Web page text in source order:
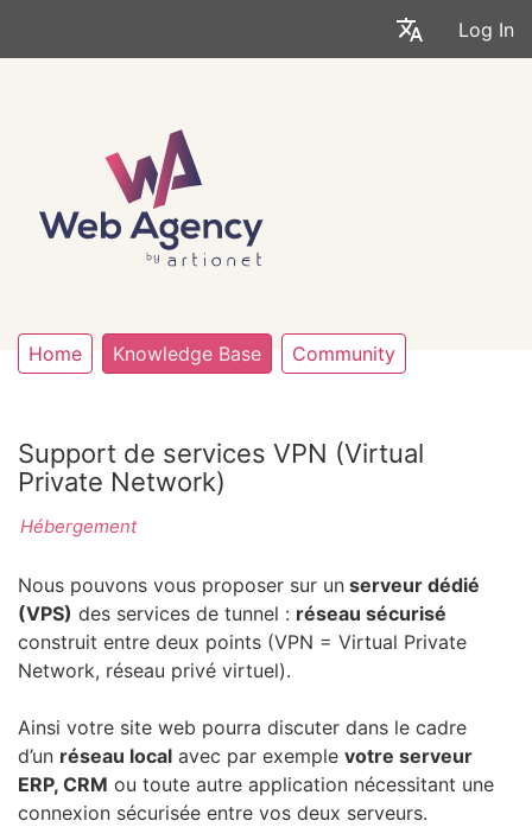
Log In
Home Knowledge Base Community
Support de services VPN (Virtual
Private Network)
Hébergement
Nous pouvons vous proposer sur un serveur dédié
(VPS) des services de tunnel : réseau sécurisé
construit entre deux points (VPN = Virtual Private
Network, réseau privé virtuel).
Ainsi votre site web pourra discuter dans le cadre
d’un réseau local avec par exemple votre serveur
ERP, CRM ou toute autre application nécessitant une
connexion sécurisée entre vos deux serveurs.